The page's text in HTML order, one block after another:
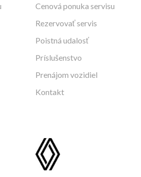
Cenová ponuka servisu
Rezervovať servis
Poistná udalosť
Príslušenstvo
Prenájom vozidiel
Kontakt